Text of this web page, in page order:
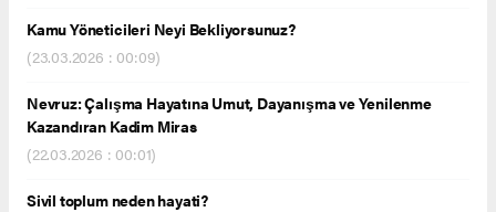
Kamu Yöneticileri Neyi Bekliyorsunuz?
(23.03.2026 : 00:09)
Nevruz: Çalışma Hayatına Umut, Dayanışma ve Yenilenme
Kazandıran Kadim Miras
(22.03.2026 : 00:01)
Sivil toplum neden hayati?